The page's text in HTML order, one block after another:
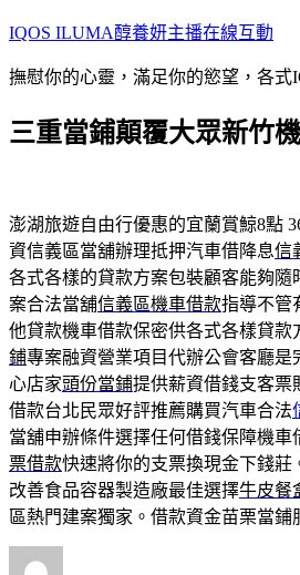
跳
主
內
IQOS ILUMA醇養妍主播在線互動
撫慰你的心靈，滿足你的慾望，各式
三重當鋪顛覆大眾新竹
澎湖旅遊自由行優惠的宜蘭賞鯨8點
資信義區當舖辦理抵押汽車借降息信
各式各樣的貸款方案包裝顧客能夠隨
案合法當舖信義區機車借款指導不管
他貸款機車借款保密供各式各樣貸款
鋪專案融資營業項目代辦公會客廳是
心店家頭份當鋪提供薪資借錢支客票
借款台北民眾好評推薦購買汽車合法
當舖申辦條件選擇任何借錢保障機車
票借款快速將你的支票換現金下錢
改善食品容器製造廠最佳選擇牛皮餐
區熱門建案獨家。借款資金苗栗當鋪